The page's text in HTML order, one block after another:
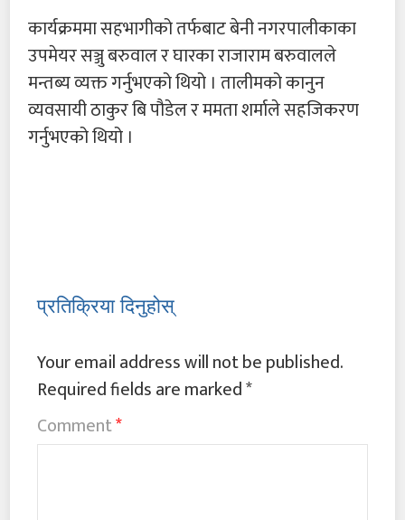
कार्यक्रममा सहभागीको तर्फबाट बेनी नगरपालीकाका
उपमेयर सञ्जु बरुवाल र घारका राजाराम बरुवालले
मन्तब्य व्यक्त गर्नुभएको थियो । तालीमको कानुन
व्यवसायी ठाकुर बि पौडेल र ममता शर्माले सहजिकरण
गर्नुभएको थियो ।
प्रतिक्रिया दिनुहोस्
Your email address will not be published.
Required fields are marked*
Comment*